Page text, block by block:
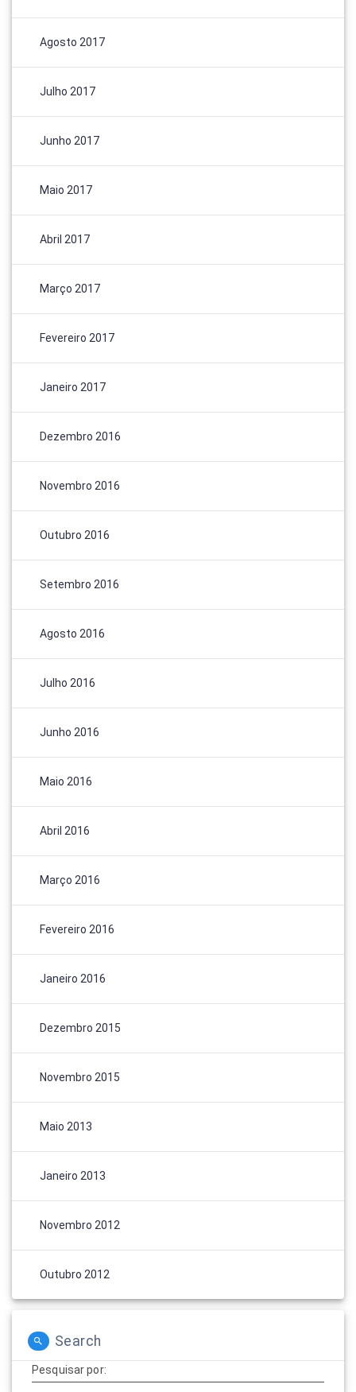
Agosto 2017
Julho 2017
Junho 2017
Maio 2017
Abril 2017
Março 2017
Fevereiro 2017
Janeiro 2017
Dezembro 2016
Novembro 2016
Outubro 2016
Setembro 2016
Agosto 2016
Julho 2016
Junho 2016
Maio 2016
Abril 2016
Março 2016
Fevereiro 2016
Janeiro 2016
Dezembro 2015
Novembro 2015
Maio 2013
Janeiro 2013
Novembro 2012
Outubro 2012
Search
Pesquisar por: